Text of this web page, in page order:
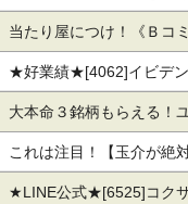
屋【＋１９％】サンリオ
UFJ【＋６３％】
当たり屋につけ！《Ｂコ
える》古野電気【＋２５
イス【２．６倍】
★好業績★[4062]イビデ
ブ[7245]大同メタル
大本命３銘柄もらえる！
４％】カカクコム【＋５
【＋６７％】他
これは注目！【玉介が絶
古野電気【２桁上昇】サ
★LINE公式★[6525]コク